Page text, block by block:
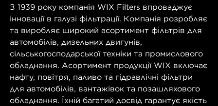
З 1939 року компанія WIX Filters впроваджує
інновації в галузі фільтрації. Компанія розробляє
та виробляє широкий асортимент фільтрів для
автомобілів, дизельних двигунів,
сільськогосподарської техніки та промислового
обладнання. Асортимент продукції WIX включає
нафту, повітря, паливо та гідравлічні фільтри
для автомобілів, вантажівок та позашляхового
обладнання. Їхній багатий досвід гарантує якість